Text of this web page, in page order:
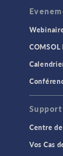
COMSOL
Support
Centre
Vos Cas